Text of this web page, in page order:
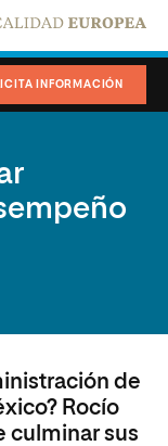
INFORMACIÓN
de
Rocío
culminar sus